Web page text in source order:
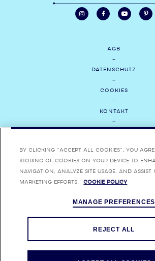
AGB
DATENSCHUTZ
COOKIES
KONTAKT
JOBS
IMPRESSUM
VERANTWORTUNGSVOLLER GENUSS AB 18. BOMBAY,
UND DIE JEWEILIGEN FLASCHENDESIGNS SIND
WEITERE INFORMATIONEN ÜBER DEN MASSVOLLEN UND
By clicking “Accept All Cookies”, you
storing of cookies on your device to
navigation, analyze site usage, and assist
marketing efforts.
Cookie Policy
MANAGE PREFERENCES
REJECT ALL